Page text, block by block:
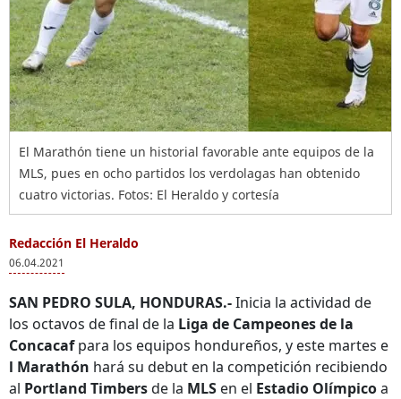
El Marathón tiene un historial favorable ante equipos de la
MLS, pues en ocho partidos los verdolagas han obtenido
cuatro victorias. Fotos: El Heraldo y cortesía
Redacción El Heraldo
06.04.2021
SAN PEDRO SULA, HONDURAS.-Inicia la actividad de
los octavos de final de la Liga de Campeones de la
Concacafpara los equipos hondureños, y este martes e
l Marathón hará su debut en la competición recibiendo
al Portland Timbersde la MLS en el Estadio Olímpicoa